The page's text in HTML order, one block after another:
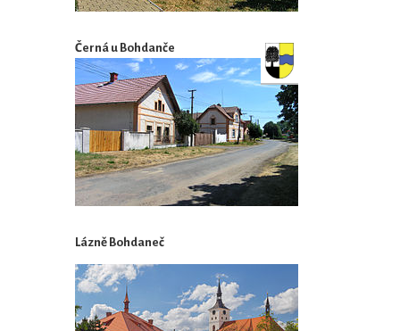
Černá u Bohdanče
Lázně Bohdaneč